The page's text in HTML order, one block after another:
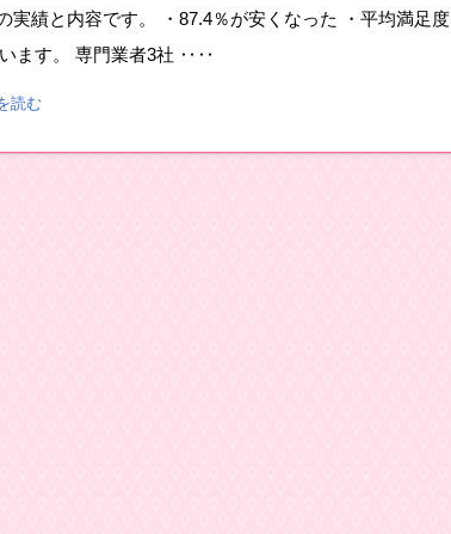
実績と内容です。 ・87.4％が安くなった ・平均満足度
ます。 専門業者3社 ‥‥
読む